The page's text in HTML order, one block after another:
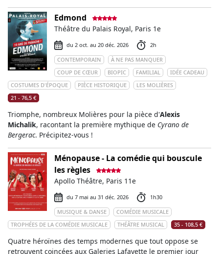
Edmond
Théâtre du Palais Royal, Paris 1e
du 2 oct. au 20 déc. 2026
2h
CONTEMPORAIN
À NE PAS MANQUER
COUP DE CŒUR
BIOPIC FAMILIAL
IDÉE CADEAU
COSTUMES D'ÉPOQUE
PIÈCE HISTORIQUE
LES MOLIÈRES
21 - 76,5 €
Triomphe, nombreux Molières pour la pièce d'Alexis
Michalik, racontant la première mythique de Cyrano de
Bergerac. Précipitez-vous !
Ménopause - La comédie qui bouscule
les règles
Apollo Théâtre, Paris 11e
du 7 mai au 31 déc. 2026
1h30
MUSIQUE & DANSE
COMÉDIE MUSICALE
TROPHÉES DE LA COMÉDIE MUSICALE
THÉÂTRE MUSICAL 35 - 108,5 €
Quatre héroïnes des temps modernes que tout oppose se
retrouvent coincées aux Galeries Lafayette le premier jour